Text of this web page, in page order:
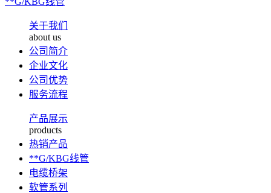
关于我们
about us
公司简介
企业文化
公司优势
服务流程
产品展示
products
热销产品
**G/KBG线管
电缆桥架
软管系列